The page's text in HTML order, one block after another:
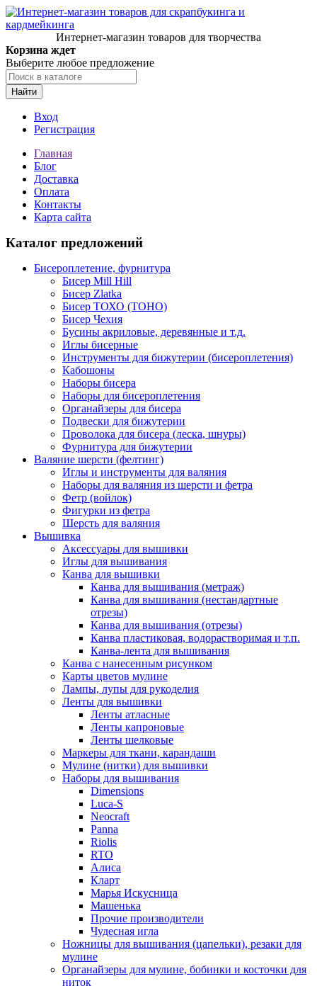
Интернет-магазин товаров для творчества
Корзина ждет
Выберите любое предложение
Найти
Вход
Регистрация
Главная
Блог
Доставка
Оплата
Контакты
Карта сайта
Каталог предложений
Бисероплетение, фурнитура
Бисер Mill Hill
Бисер Zlatka
Бисер ТОХО (TOHO)
Бисер Чехия
Бусины акриловые, деревянные и т.д.
Иглы бисерные
Инструменты для бижутерии (бисероплетения)
Кабошоны
Наборы бисера
Наборы для бисероплетения
Органайзеры для бисера
Подвески для бижутерии
Проволока для бисера (леска, шнуры)
Фурнитура для бижутерии
Валяние шерсти (фелтинг)
Иглы и инструменты для валяния
Наборы для валяния из шерсти и фетра
Фетр (войлок)
Фигурки из фетра
Шерсть для валяния
Вышивка
Аксессуары для вышивки
Иглы для вышивания
Канва для вышивки
Канва для вышивания (метраж)
Канва для вышивания (нестандартные
отрезы)
Канва для вышивания (отрезы)
Канва пластиковая, водорастворимая и т.п.
Канва-лента для вышивания
Канва с нанесенным рисунком
Карты цветов мулине
Лампы, лупы для рукоделия
Ленты для вышивки
Ленты атласные
Ленты капроновые
Ленты шелковые
Маркеры для ткани, карандаши
Мулине (нитки) для вышивки
Наборы для вышивания
Dimensions
Luca-S
Neocraft
Panna
Riolis
RTO
Алиса
Кларт
Марья Искусница
Машенька
Прочие производители
Чудесная игла
Ножницы для вышивания (цапельки), резаки для
мулине
Органайзеры для мулине, бобинки и косточки для
ниток